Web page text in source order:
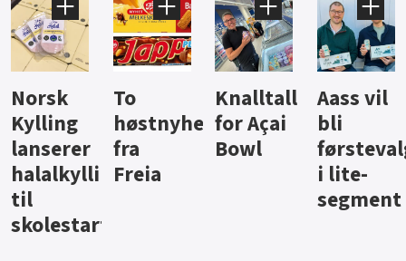
Knalltall
for Açai
Bowl
Aass vil
bli
førstevalg
i lite-
Brus og
jus fra
Berentsen
Hard
iste fra
Hansa